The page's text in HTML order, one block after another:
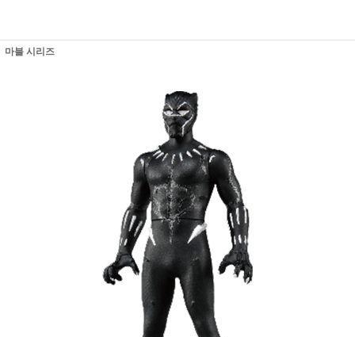
마블 시리즈